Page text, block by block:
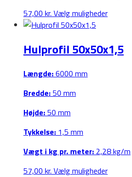
57,00 kr. Vælg mulighederDette
flere
varianter.
Hulprofil 50x50x1,5
Længde:6000 mm
Bredde:50 mm
Højde:50 mm
Tykkelse: 1,5 mm
Vægt i kg pr. meter: 2,28 kg/m
57,00 kr. Vælg mulighederDette